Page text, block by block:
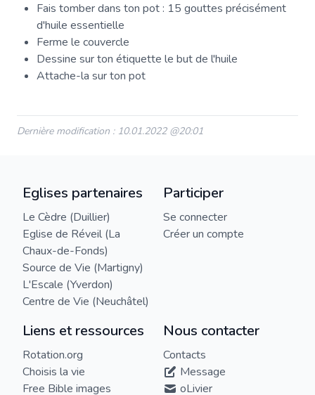
Fais tomber dans ton pot : 15 gouttes précisément
d'huile essentielle
Ferme le couvercle
Dessine sur ton étiquette le but de l'huile
Attache-la sur ton pot
Dernière modification : 10.01.2022 @20:01
Eglises partenaires
Le Cèdre (Duillier)
Eglise de Réveil (La
Chaux-de-Fonds)
Source de Vie (Martigny)
L'Escale (Yverdon)
Centre de Vie (Neuchâtel)
Participer
Se connecter
Créer un compte
Liens et ressources
Rotation.org
Choisis la vie
Free Bible images
Nous contacter
Contacts
Message
oLivier